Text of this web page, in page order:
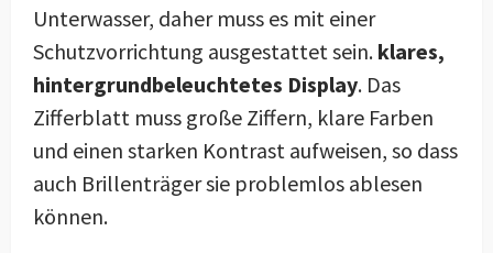
Unterwasser, daher muss es mit einer
Schutzvorrichtung ausgestattet sein. klares,
hintergrundbeleuchtetes Display. Das
Zifferblatt muss große Ziffern, klare Farben
und einen starken Kontrast aufweisen, so dass
auch Brillenträger sie problemlos ablesen
können.